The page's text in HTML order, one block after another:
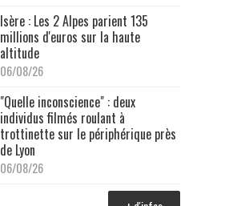
Isère : Les 2 Alpes parient 135
millions d'euros sur la haute
altitude
06/08/26
"Quelle inconscience" : deux
individus filmés roulant à
trottinette sur le périphérique près
de Lyon
06/08/26